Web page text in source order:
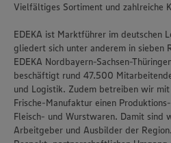
Vielfältiges Sortiment und zahlreiche
EDEKA ist Marktführer im deutschen
gliedert sich unter anderem in sieben
EDEKA Nordbayern-Sachsen-
beschäftigt rund 47.500
und Logistik. Zudem betreiben wir
Frische-Manufaktur einen
Fleisch- und Wurstwaren. Damit sind
Arbeitgeber und Ausbilder der